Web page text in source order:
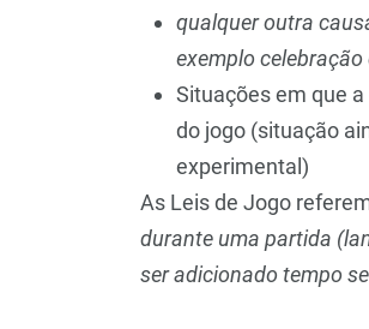
qualquer outra
exemplo celebração
Situações em que
do jogo (situação
experimental)
As Leis de Jogo
durante uma partida
ser adicionado tempo